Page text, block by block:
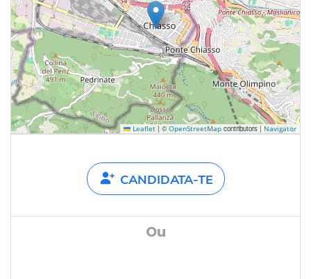
Leaflet |©OpenStreetMapcontributors |Navigator
CANDIDATA-TE
Ou